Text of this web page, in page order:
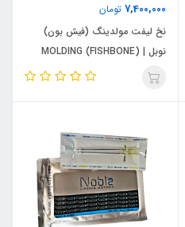
7,400,000 تومان
نخ لیفت مولدینگ (فیش بون)
نوبل | MOLDING (FISHBONE)
NOBLE